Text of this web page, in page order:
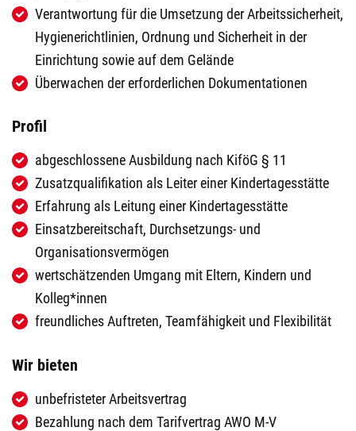
Verantwortung für die Umsetzung der Arbeitssicherheit,
Hygienerichtlinien, Ordnung und Sicherheit in der
Einrichtung sowie auf dem Gelände
Überwachen der erforderlichen Dokumentationen
Profil
abgeschlossene Ausbildung nach KiföG § 11
Zusatzqualifikation als Leiter einer Kindertagesstätte
Erfahrung als Leitung einer Kindertagesstätte
Einsatzbereitschaft, Durchsetzungs- und
Organisationsvermögen
wertschätzenden Umgang mit Eltern, Kindern und
Kolleg*innen
freundliches Auftreten, Teamfähigkeit und Flexibilität
Wir bieten
unbefristeter Arbeitsvertrag
Bezahlung nach dem Tarifvertrag AWO M-V